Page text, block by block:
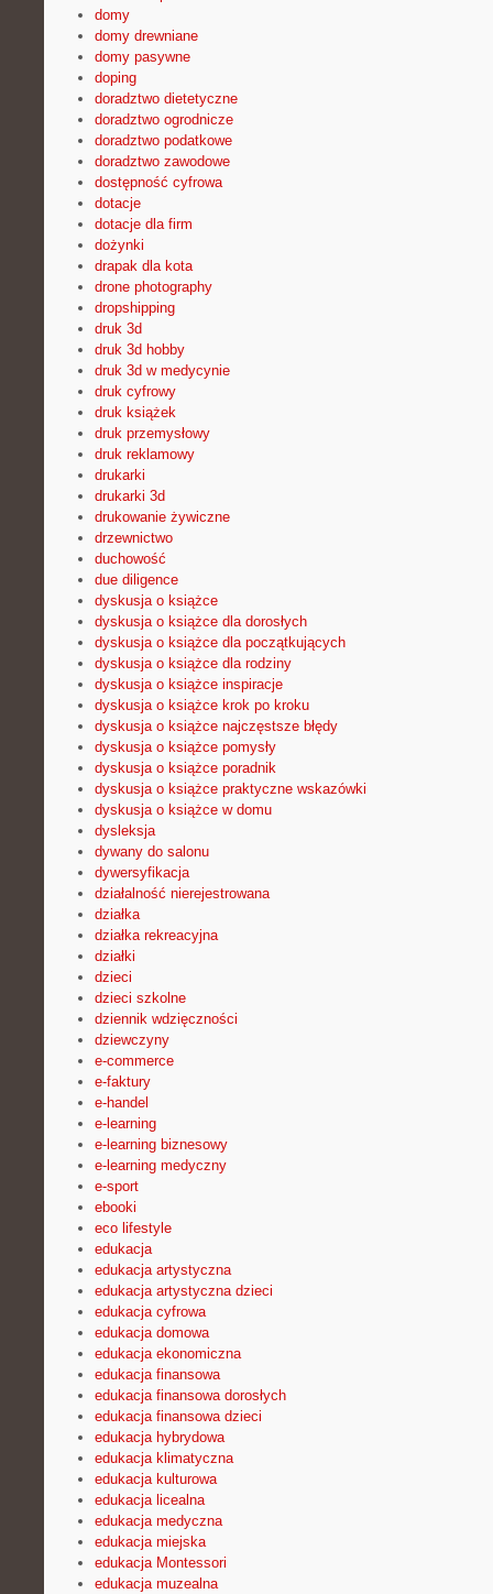
domy
domy drewniane
domy pasywne
doping
doradztwo dietetyczne
doradztwo ogrodnicze
doradztwo podatkowe
doradztwo zawodowe
dostępność cyfrowa
dotacje
dotacje dla firm
dożynki
drapak dla kota
drone photography
dropshipping
druk 3d
druk 3d hobby
druk 3d w medycynie
druk cyfrowy
druk książek
druk przemysłowy
druk reklamowy
drukarki
drukarki 3d
drukowanie żywiczne
drzewnictwo
duchowość
due diligence
dyskusja o książce
dyskusja o książce dla dorosłych
dyskusja o książce dla początkujących
dyskusja o książce dla rodziny
dyskusja o książce inspiracje
dyskusja o książce krok po kroku
dyskusja o książce najczęstsze błędy
dyskusja o książce pomysły
dyskusja o książce poradnik
dyskusja o książce praktyczne wskazówki
dyskusja o książce w domu
dysleksja
dywany do salonu
dywersyfikacja
działalność nierejestrowana
działka
działka rekreacyjna
działki
dzieci
dzieci szkolne
dziennik wdzięczności
dziewczyny
e-commerce
e-faktury
e-handel
e-learning
e-learning biznesowy
e-learning medyczny
e-sport
ebooki
eco lifestyle
edukacja
edukacja artystyczna
edukacja artystyczna dzieci
edukacja cyfrowa
edukacja domowa
edukacja ekonomiczna
edukacja finansowa
edukacja finansowa dorosłych
edukacja finansowa dzieci
edukacja hybrydowa
edukacja klimatyczna
edukacja kulturowa
edukacja licealna
edukacja medyczna
edukacja miejska
edukacja Montessori
edukacja muzealna